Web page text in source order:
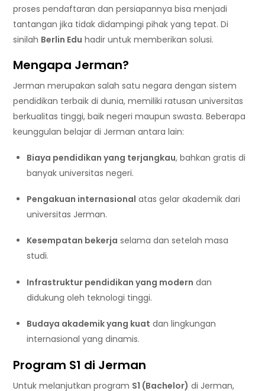
proses pendaftaran dan persiapannya bisa menjadi
tantangan jika tidak didampingi pihak yang tepat. Di
sinilah Berlin Edu hadir untuk memberikan solusi.
Mengapa Jerman?
Jerman merupakan salah satu negara dengan sistem
pendidikan terbaik di dunia, memiliki ratusan universitas
berkualitas tinggi, baik negeri maupun swasta. Beberapa
keunggulan belajar di Jerman antara lain:
Biaya pendidikan yang terjangkau, bahkan gratis di
banyak universitas negeri.
Pengakuan internasional atas gelar akademik dari
universitas Jerman.
Kesempatan bekerja selama dan setelah masa
studi.
Infrastruktur pendidikan yang modern dan
didukung oleh teknologi tinggi.
Budaya akademik yang kuat dan lingkungan
internasional yang dinamis.
Program S1 di Jerman
Untuk melanjutkan program S1 (Bachelor) di Jerman,